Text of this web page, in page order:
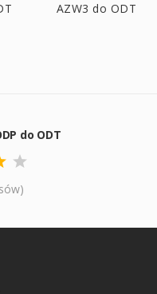
AZW3 do ODT
do ODT